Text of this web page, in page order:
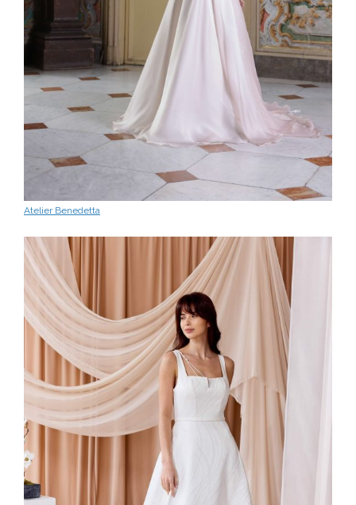
Atelier Benedetta